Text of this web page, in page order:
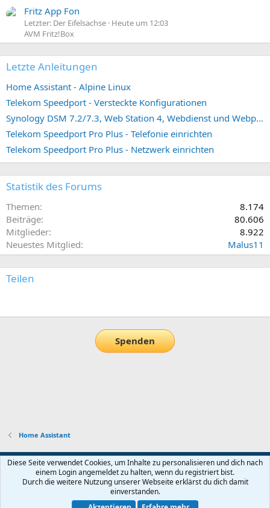
Fritz App Fon
Letzter: Der Eifelsachse Heute um 12:03
AVM Fritz!Box
Letzte Anleitungen
Home Assistant - Alpine Linux
Telekom Speedport - Versteckte Konfigurationen
Synology DSM 7.2/7.3, Web Station 4, Webdienst und Webportal erstellen (ehemals vHost)
Telekom Speedport Pro Plus - Telefonie einrichten
Telekom Speedport Pro Plus - Netzwerk einrichten
Statistik des Forums
Themen
8.174
Beiträge
80.606
Mitglieder
8.922
Neuestes Mitglied
Malus11
Teilen
Spenden
Home Assistant
Default-Theme
Nutzungsbedingungen
Datenschutz Hilfe und Impressum Start
Diese Seite verwendet Cookies, um Inhalte zu personalisieren und dich nach
einem Login angemeldet zu halten, wenn du registriert bist.
Durch die weitere Nutzung unserer Webseite erklärst du dich damit
einverstanden.